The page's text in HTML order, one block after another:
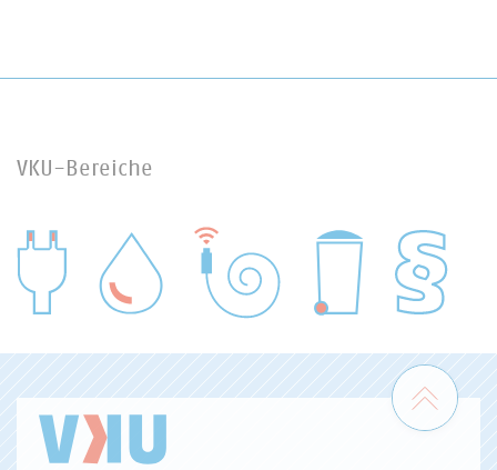
VKU-Bereiche
WASSER/ABWASSER
Zum